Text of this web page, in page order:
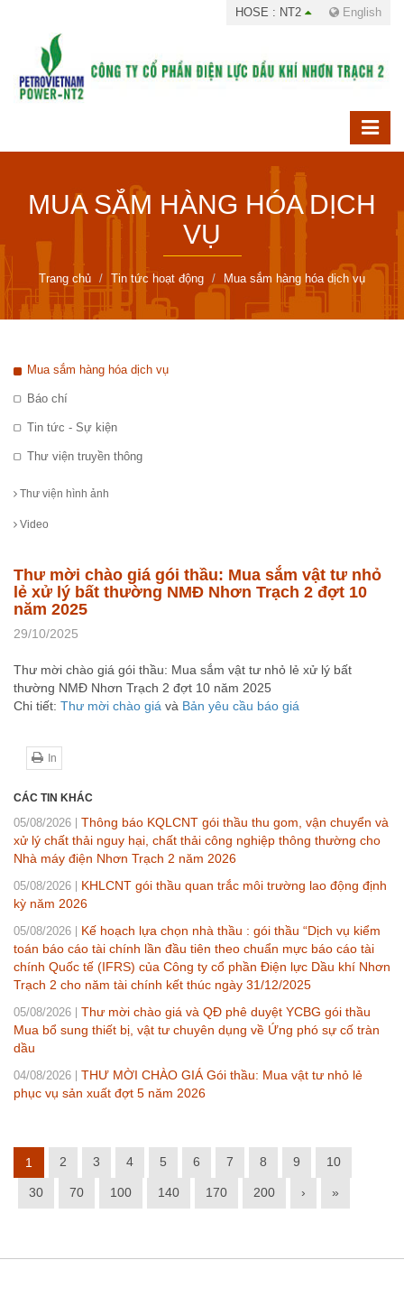
HOSE : NT2 English
MUA SẮM HÀNG HÓA DỊCH
VỤ
Trang chủ Tin tức hoạt động Mua sắm hàng hóa dịch vụ
Mua sắm hàng hóa dịch vụ
Báo chí
Tin tức - Sự kiện
Thư viện truyền thông
Thư viện hình ảnh
Video
Thư mời chào giá gói thầu: Mua sắm vật tư nhỏ
lẻ xử lý bất thường NMĐ Nhơn Trạch 2 đợt 10
năm 2025
29/10/2025
Thư mời chào giá gói thầu: Mua sắm vật tư nhỏ lẻ xử lý bất
thường NMĐ Nhơn Trạch 2 đợt 10 năm 2025
Chi tiết: Thư mời chào giá và Bản yêu cầu báo giá
In
CÁC TIN KHÁC
05/08/2026
Thông báo KQLCNT gói thầu thu gom, vận chuyển và
xử lý chất thải nguy hại, chất thải công nghiệp thông thường cho
Nhà máy điện Nhơn Trạch 2 năm 2026
05/08/2026
KHLCNT gói thầu quan trắc môi trường lao động định
kỳ năm 2026
05/08/2026
Kế hoạch lựa chọn nhà thầu : gói thầu “Dịch vụ kiểm
toán báo cáo tài chính lần đầu tiên theo chuẩn mực báo cáo tài
chính Quốc tế (IFRS) của Công ty cổ phần Điện lực Dầu khí Nhơn
Trạch 2 cho năm tài chính kết thúc ngày 31/12/2025
05/08/2026
Thư mời chào giá và QĐ phê duyệt YCBG gói thầu
Mua bổ sung thiết bị, vật tư chuyên dụng về Ứng phó sự cố tràn
dầu
04/08/2026
THƯ MỜI CHÀO GIÁ Gói thầu: Mua vật tư nhỏ lẻ
phục vụ sản xuất đợt 5 năm 2026
1 2 3 4 5 6 7 8 9 10
30 70 100 140 170 200 › »